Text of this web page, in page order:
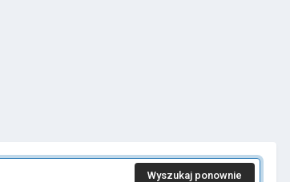
Wyszukaj ponownie